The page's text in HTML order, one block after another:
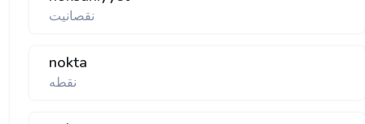
نقصانيت
nokta
نقطه